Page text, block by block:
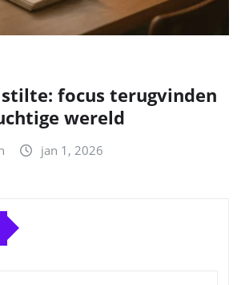
focus terugvinden
wereld
jan 1, 2026